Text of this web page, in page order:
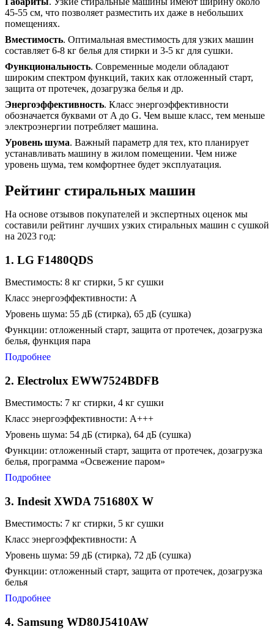
45-55 см, что позволяет разместить их даже в небольших
помещениях.
Вместимость. Оптимальная вместимость для узких машин
составляет 6-8 кг белья для стирки и 3-5 кг для сушки.
Функциональность. Современные модели обладают
широким спектром функций, таких как отложенный старт,
защита от протечек, дозагрузка белья и др.
Энергоэффективность. Класс энергоэффективности
обозначается буквами от A до G. Чем выше класс, тем меньше
электроэнергии потребляет машина.
Уровень шума. Важный параметр для тех, кто планирует
устанавливать машину в жилом помещении. Чем ниже
уровень шума, тем комфортнее будет эксплуатация.
Рейтинг стиральных машин
На основе отзывов покупателей и экспертных оценок мы
составили рейтинг лучших узких стиральных машин с сушкой
на 2023 год:
1. LG F1480QDS
Вместимость: 8 кг стирки, 5 кг сушки
Класс энергоэффективности: A
Уровень шума: 55 дБ (стирка), 65 дБ (сушка)
Функции: отложенный старт, защита от протечек, дозагрузка
белья, функция пара
Подробнее
2. Electrolux EWW7524BDFB
Вместимость: 7 кг стирки, 4 кг сушки
Класс энергоэффективности: A+++
Уровень шума: 54 дБ (стирка), 64 дБ (сушка)
Функции: отложенный старт, защита от протечек, дозагрузка
белья, программа «Освежение паром»
Подробнее
3. Indesit XWDA 751680X W
Вместимость: 7 кг стирки, 5 кг сушки
Класс энергоэффективности: A
Уровень шума: 59 дБ (стирка), 72 дБ (сушка)
Функции: отложенный старт, защита от протечек, дозагрузка
белья
Подробнее
4. Samsung WD80J5410AW